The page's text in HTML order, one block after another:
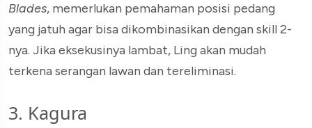
Blades, memerlukan pemahaman posisi pedang
yang jatuh agar bisa dikombinasikan dengan skill 2-
nya. Jika eksekusinya lambat, Ling akan mudah
terkena serangan lawan dan tereliminasi.
3. Kagura